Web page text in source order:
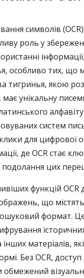
символів (OCR)
роль у
особливо тих, що
тигринья, якою
має унікальну
систем
для цифрової
де OCR стає
подолання цих
функцій OCR
що
формат.
матеріалів,
Без OCR,
обмежений